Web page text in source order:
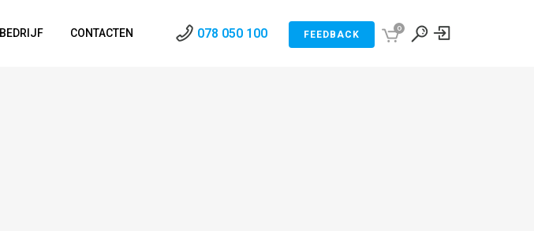
0
078 050 100 FEEDBACK
BEDRIJF CONTACTEN